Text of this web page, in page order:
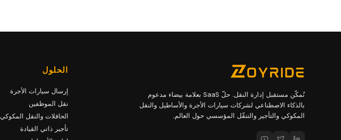
نُمكّن مستقبل إدارة النقل. حلّ SaaS بعلامة بيضاء مدعوم
بالذكاء الاصطناعي لشركات سيارات الأجرة والأساطيل والنقل
المكوكي والتأجير والتنقّل المؤسسي حول العالم.
الحلول
إرسال سيارات الأجرة
نقل الموظفين
الحافلات والنقل المكوكي
تأجير ذاتي القيادة